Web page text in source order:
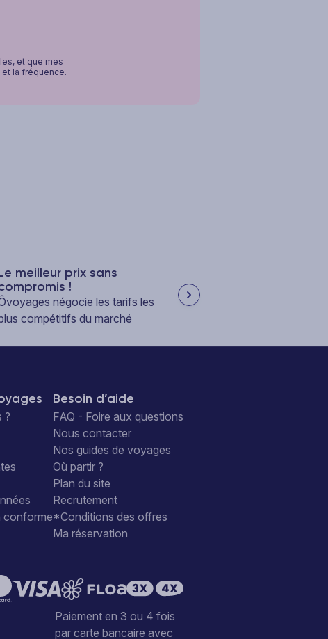
et que mes
la fréquence.
meilleur prix sans
!
négocie les tarifs les
compétitifs du marché
?
conforme
Besoin d’aide
FAQ - Foire aux questions
Nous contacter
Nos guides de voyages
Où partir ?
Plan du site
Recrutement
*Conditions des offres
Ma réservation
Paiement en 3 ou 4 fois
par carte bancaire avec